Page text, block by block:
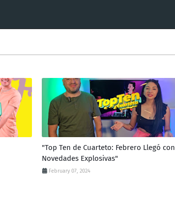
"Top Ten de Cuarteto: Febrero Llegó con
Novedades Explosivas"
February 07, 2024